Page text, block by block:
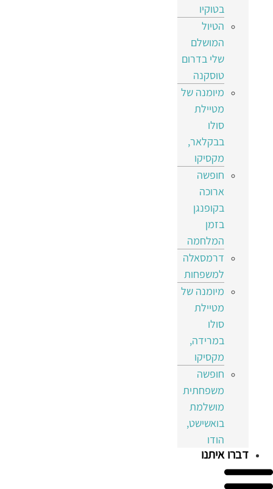
בטוקיו
הטיול
המושלם
שלי בדרום
טוסקנה
מיומנה של
מטיילת
סולו
בבקלאר,
מקסיקו
חופשה
ארוכה
בקופנגן
בזמן
המלחמה
דרמסאלה
למשפחות
מיומנה של
מטיילת
סולו
במרידה,
מקסיקו
חופשה
משפחתית
מושלמת
בואשישט,
הודו
דברו איתנו